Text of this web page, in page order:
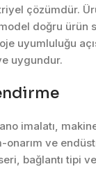
çözümdür.
doğru ürün
uyumluluğu
uygundur.
imalatı,
onarım ve
bağlantı tipi